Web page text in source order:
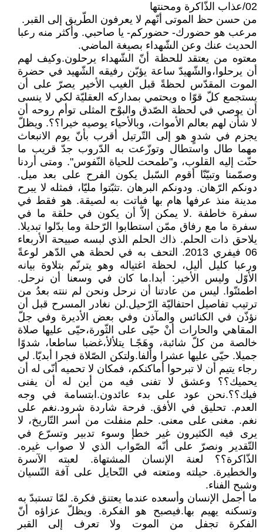
02/عذاب الذّاكرة ومحنتها
من حسن حظ الموتى أنّهم لا يعرفون الطّريق إلى القبر.
مرعب هو حضورك- حضوركم- يا صاحبي. وأكثر منه رعبا
الحديث عنك وعن الشّهداء بصيغة الماضي.
معتوه من يعتقد للحظة أنّ الشّهداء يرحلون.وكيف لهم
أن يرحلوا،والشّهيدّ ساعة يؤبّن رفيقه الشّهيد في حضرة
الموت المقدّس لحظةً قبل الغيب الأخير يصرّ على أن
يستجمع كلّ قوّا ه ويحتمي بمداركه العقليّة لكي لا ينسى
أن يوصي في لحظة الصّدق والبوْح المثلى توأم روحه أن
لا شأن لهم بعالم الأموات، وبالأحياء يوصيه خيرا؟؟. ويظلّ
يجزم في شدوٍ هو إلى التّرتيل أقرب بأنّ يوم الانبعاث
مهما طال واستطال وتوزّعت به الدّروب جدّ قريب ما
حنّت إليه القلوب، و"طمحت للحياة النّفوس". ومتى أردنا
وصمّمنا وتبيّنّا أقوم السّبل يكون الفرح على بعد ميل.
دونكم الرّهان. ودونكم البرهان .تثبّتوا مليّا، فمثله لا يبرح
مدينة منذ عرفها هام بها فباتت به لصيقة. هو فقط في
سفرة خاطفة .لا يمكن إلاّ أن يكون في حلقة ما في
سفرة ما مع رفاق ممّن استطابوا الرّحلة وما بدّلوا تبديلا.
يلاحق ذات الحلم. ذاك الحلم الذي لبسه صبيحة الأربعاء
06 فيفري 2013. التحف به في لحظة هي الدّهر لوعةً
ورعبا كليل أليل، لحظة اغتياله وهو يترنّم بتلاوة بيانه
الأوّل وليس الأخير: أبدا.ما كان في وسعنا أن نرحل.
اطمئنّوا. ليس من عادتنا أن نرحل ونحن لم ننته بعدُ من
ترتيب تفاصيل احتفاليّة الرّحيل.لن نغادر المسرح قبل أن
نؤذّن في الكنائس والمآذن وفي بعض الأديرة وفي جلّ
المقاهي والحارات أنْ حيّى على الثّورة،حيّى عليها صلاة
خالصة من كلّ شائبة، وهَجًـا يتلألأ،غضبا ساطعا، شدوًا
جميلا. حيّى عليها عشرا وألفا.ولتكن الصّلاة فجرا أبديّا. لي
رجاء يتيم أن لا تبرحوا أماكنكم، فمكان لا تحميه أنّى له أن
يحميك؟؟ وعشق لا تفنى فيه من أين له أن يفنى
فيك؟؟.نحن عود على بدء عائدون.ابتسامة في وجه
العدم. تحليق في الأفق. فرحة شاردة شرود.نغم على
نغم. مغنى على معنى. حلم منفلت من أسر التّاريخ، لا
يرى فيه الكثيرون غير خطإ وسوء تدبير وتسرّع في
التّقدير ونصرّ على أنّه الصّواب الذي لا صواب غيره.
الذّاكرة؟؟ لعنة الإنسان المشتهاة. لعبته الآسرة
والخطيرة. حيلته ومتعته في التّحايل على آفة النّسيان
وشبح الفناء.
ما أجمل الإنسان وأسعده عندما يعتنق فكرة. لمّا تستبدّ به
وتسكنه يهيم بها.فيصبح هو الفكرة. ويظلّ عزاؤه أنّ
الفكرة تجفل من الموت ولا تعرف إلى القبر